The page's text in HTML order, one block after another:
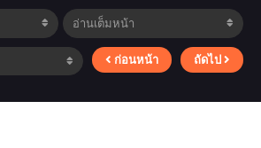
ก่อนหน้า ถัดไป